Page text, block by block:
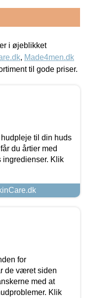
i øjeblikket
, Made4men.dk
til gode priser.
til din huds
du årtier med
Klik
for
de været siden
med at
Klik